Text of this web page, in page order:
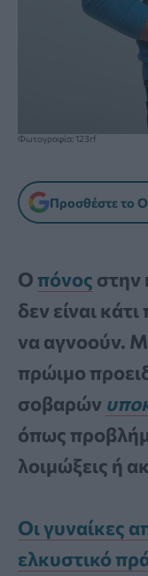
Φωτογραφία: 123rf
Προσθέστε το
Οπόνος στην
δεν είναι
να αγνοούν.
πρώιμο
σοβαρών
όπως
λοιμώξεις ή
Οι γυναίκες
ελκυστικό